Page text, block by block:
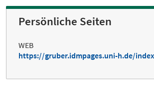
Persönliche Seiten
WEB
https://gruber.idmpages.uni-h.de/